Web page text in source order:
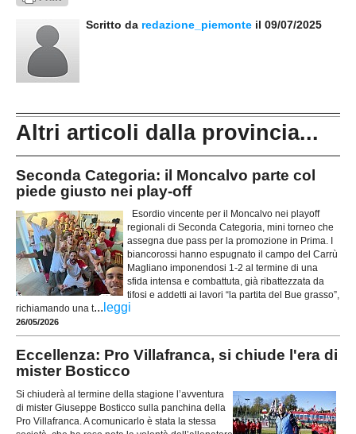
Scritto da redazione_piemonte il 09/07/2025
Altri articoli dalla provincia...
Seconda Categoria: il Moncalvo parte col
piede giusto nei play-off
Esordio vincente per il Moncalvo nei playoff
regionali di Seconda Categoria, mini torneo che
assegna due pass per la promozione in Prima. I
biancorossi hanno espugnato il campo del Carrù
Magliano imponendosi 1-2 al termine di una
sfida intensa e combattuta, già ribattezzata da
tifosi e addetti ai lavori “la partita del Bue grasso”,
richiamando una t... leggi
26/05/2026
Eccellenza: Pro Villafranca, si chiude l'era di
mister Bosticco
Si chiuderà al termine della stagione l’avventura
di mister Giuseppe Bosticco sulla panchina della
Pro Villafranca. A comunicarlo è stata la stessa